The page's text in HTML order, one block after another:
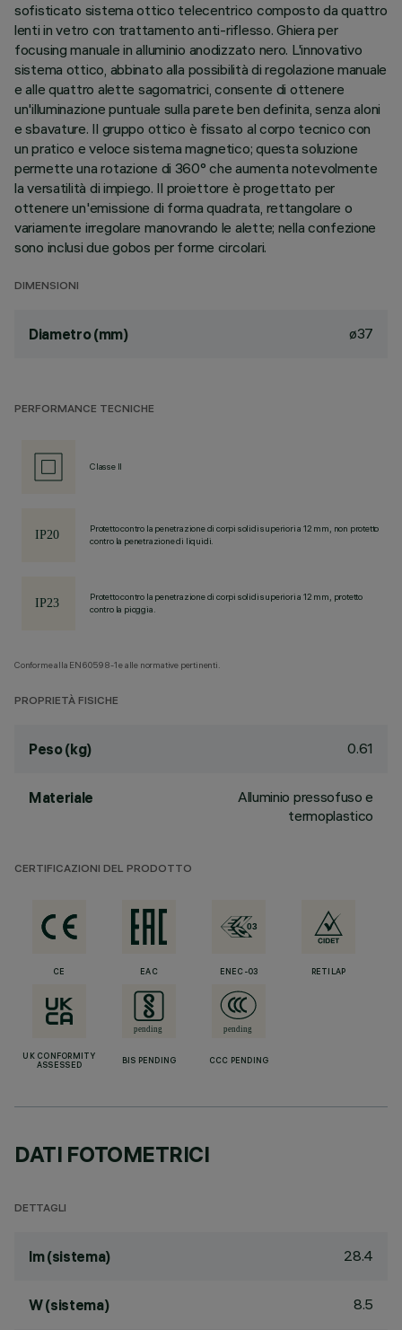
sofisticato sistema ottico telecentrico composto da quattro
lenti in vetro con trattamento anti-riflesso. Ghiera per
focusing manuale in alluminio anodizzato nero. L'innovativo
sistema ottico, abbinato alla possibilità di regolazione manuale
e alle quattro alette sagomatrici, consente di ottenere
un'illuminazione puntuale sulla parete ben definita, senza aloni
e sbavature. Il gruppo ottico è fissato al corpo tecnico con
un pratico e veloce sistema magnetico; questa soluzione
permette una rotazione di 360° che aumenta notevolmente
la versatilità di impiego. Il proiettore è progettato per
ottenere un'emissione di forma quadrata, rettangolare o
variamente irregolare manovrando le alette; nella confezione
sono inclusi due gobos per forme circolari.
DIMENSIONI
Diametro (mm) ø37
PERFORMANCE TECNICHE
Classe II
Protetto contro la penetrazione di corpi solidi superiori a 12 mm, non protetto
contro la penetrazione di liquidi.
Protetto contro la penetrazione di corpi solidi superiori a 12 mm, protetto
contro la pioggia.
Conforme alla EN60598-1 e alle normative pertinenti.
PROPRIETÀ FISICHE
Peso (kg) 0.61
Materiale
Alluminio pressofuso e
termoplastico
CERTIFICAZIONI DEL PRODOTTO
CE EAC ENEC-03 RETILAP
UK CONFORMITY
ASSESSED
BIS PENDING CCC PENDING
DATI FOTOMETRICI
DETTAGLI
lm (sistema) 28.4
W (sistema) 8.5